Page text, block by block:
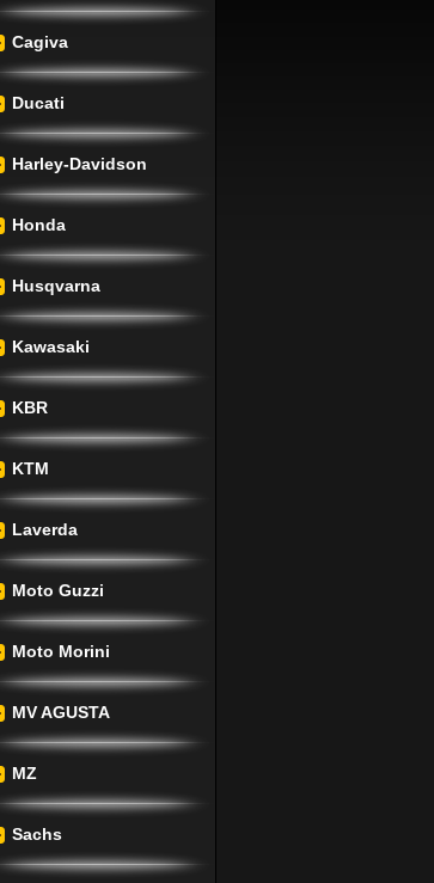
Cagiva
Ducati
Harley-Davidson
Honda
Husqvarna
Kawasaki
KBR
KTM
Laverda
Moto Guzzi
Moto Morini
MV AGUSTA
MZ
Sachs